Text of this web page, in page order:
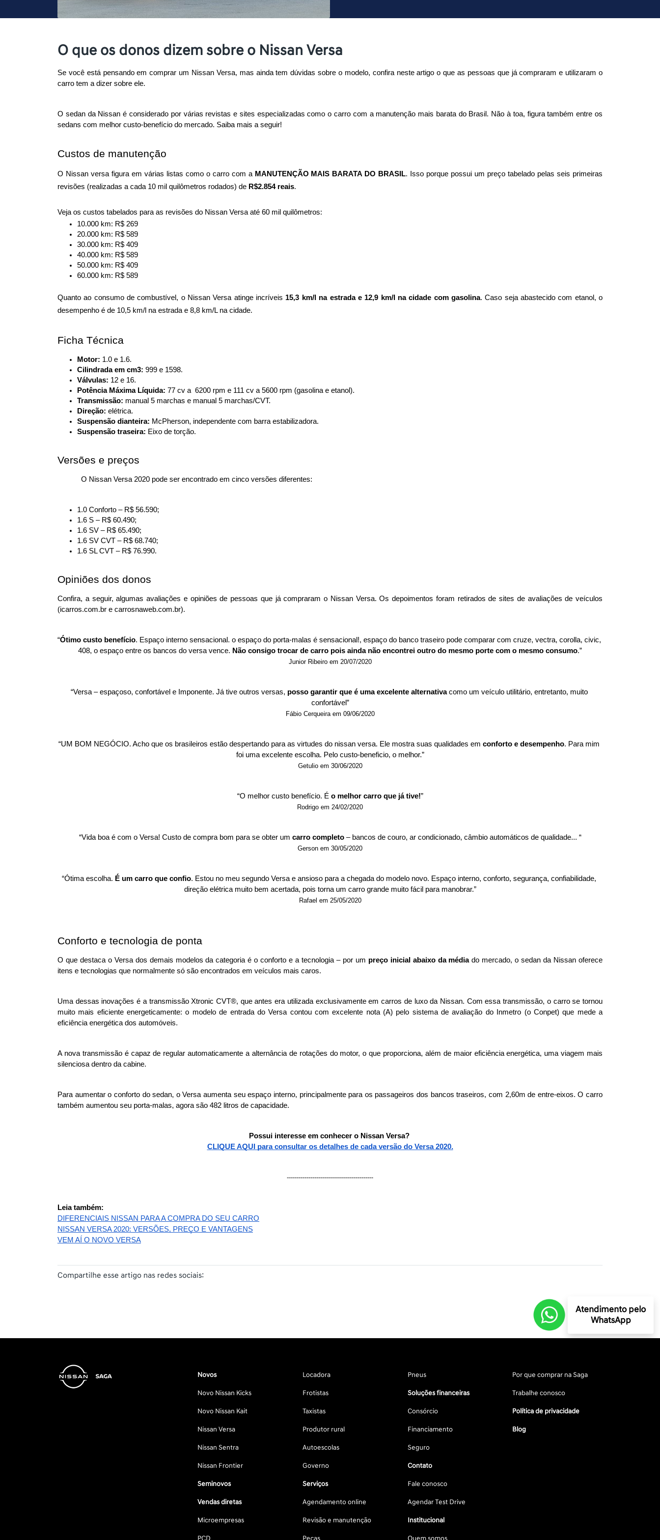
O que os donos dizem sobre o Nissan Versa
Se você está pensando em comprar um Nissan Versa, mas ainda tem dúvidas sobre o modelo, confira neste artigo o que as pessoas que já compraram e utilizaram o
carro tem a dizer sobre ele.
O sedan da Nissan é considerado por várias revistas e sites especializadas como o carro com a manutenção mais barata do Brasil. Não à toa, figura também entre os
sedans com melhor custo-benefício do mercado. Saiba mais a seguir!
Custos de manutenção
O Nissan versa figura em várias listas como o carro com a MANUTENÇÃO MAIS BARATA DO BRASIL. Isso porque possui um preço tabelado pelas seis primeiras
revisões (realizadas a cada 10 mil quilômetros rodados) de R$2.854 reais.
Veja os custos tabelados para as revisões do Nissan Versa até 60 mil quilômetros:
10.000 km: R$ 269
20.000 km: R$ 589
30.000 km: R$ 409
40.000 km: R$ 589
50.000 km: R$ 409
60.000 km: R$ 589
Quanto ao consumo de combustível, o Nissan Versa atinge incríveis 15,3 km/l na estrada e 12,9 km/l na cidade com gasolina. Caso seja abastecido com etanol, o
desempenho é de 10,5 km/l na estrada e 8,8 km/L na cidade.
Ficha Técnica
Motor: 1.0 e 1.6.
Cilindrada em cm3: 999 e 1598.
Válvulas: 12 e 16.
Potência Máxima Líquida: 77 cv a  6200 rpm e 111 cv a 5600 rpm (gasolina e etanol).
Transmissão: manual 5 marchas e manual 5 marchas/CVT.
Direção: elétrica.
Suspensão dianteira: McPherson, independente com barra estabilizadora.
Suspensão traseira: Eixo de torção.
Versões e preços
O Nissan Versa 2020 pode ser encontrado em cinco versões diferentes:
1.0 Conforto – R$ 56.590;
1.6 S – R$ 60.490;
1.6 SV – R$ 65.490;
1.6 SV CVT – R$ 68.740;
1.6 SL CVT – R$ 76.990.
Opiniões dos donos
Confira, a seguir, algumas avaliações e opiniões de pessoas que já compraram o Nissan Versa. Os depoimentos foram retirados de sites de avaliações de veículos
(icarros.com.br e carrosnaweb.com.br).
“Ótimo custo benefício. Espaço interno sensacional. o espaço do porta-malas é sensacional!, espaço do banco traseiro pode comparar com cruze, vectra, corolla, civic,
408, o espaço entre os bancos do versa vence. Não consigo trocar de carro pois ainda não encontrei outro do mesmo porte com o mesmo consumo.”
Junior Ribeiro em 20/07/2020
“Versa – espaçoso, confortável e Imponente. Já tive outros versas, posso garantir que é uma excelente alternativa como um veículo utilitário, entretanto, muito
confortável”
Fábio Cerqueira em 09/06/2020
“UM BOM NEGÓCIO. Acho que os brasileiros estão despertando para as virtudes do nissan versa. Ele mostra suas qualidades em conforto e desempenho. Para mim
foi uma excelente escolha. Pelo custo-beneficio, o melhor.”
Getulio em 30/06/2020
“O melhor custo benefício. É o melhor carro que já tive!”
Rodrigo em 24/02/2020
“Vida boa é com o Versa! Custo de compra bom para se obter um carro completo – bancos de couro, ar condicionado, câmbio automáticos de qualidade... “
Gerson em 30/05/2020
“Ótima escolha. É um carro que confio. Estou no meu segundo Versa e ansioso para a chegada do modelo novo. Espaço interno, conforto, segurança, confiabilidade,
direção elétrica muito bem acertada, pois torna um carro grande muito fácil para manobrar.”
Rafael em 25/05/2020
Conforto e tecnologia de ponta
O que destaca o Versa dos demais modelos da categoria é o conforto e a tecnologia – por um preço inicial abaixo da média do mercado, o sedan da Nissan oferece
itens e tecnologias que normalmente só são encontrados em veículos mais caros.
Uma dessas inovações é a transmissão Xtronic CVT®, que antes era utilizada exclusivamente em carros de luxo da Nissan. Com essa transmissão, o carro se tornou
muito mais eficiente energeticamente: o modelo de entrada do Versa contou com excelente nota (A) pelo sistema de avaliação do Inmetro (o Conpet) que mede a
eficiência energética dos automóveis.
A nova transmissão é capaz de regular automaticamente a alternância de rotações do motor, o que proporciona, além de maior eficiência energética, uma viagem mais
silenciosa dentro da cabine.
Para aumentar o conforto do sedan, o Versa aumenta seu espaço interno, principalmente para os passageiros dos bancos traseiros, com 2,60m de entre-eixos. O carro
também aumentou seu porta-malas, agora são 482 litros de capacidade.
Possui interesse em conhecer o Nissan Versa?
CLIQUE AQUI para consultar os detalhes de cada versão do Versa 2020.
--------------------------------------------
Leia também:
DIFERENCIAIS NISSAN PARA A COMPRA DO SEU CARRO
NISSAN VERSA 2020: VERSÕES, PREÇO E VANTAGENS
VEM AÍ O NOVO VERSA
Compartilhe esse artigo nas redes sociais:
Novos
Novo Nissan Kicks
Novo Nissan Kait
Nissan Versa
Nissan Sentra
Nissan Frontier
Seminovos
Vendas diretas
Microempresas
PCD
Locadora
Frotistas
Taxistas
Produtor rural
Autoescolas
Governo
Serviços
Agendamento online
Revisão e manutenção
Peças
Pneus
Soluções financeiras
Consórcio
Financiamento
Seguro
Contato
Fale conosco
Agendar Test Drive
Institucional
Quem somos
Por que comprar na Saga
Trabalhe conosco
Política de privacidade
Blog
Atendimento pelo
WhatsApp